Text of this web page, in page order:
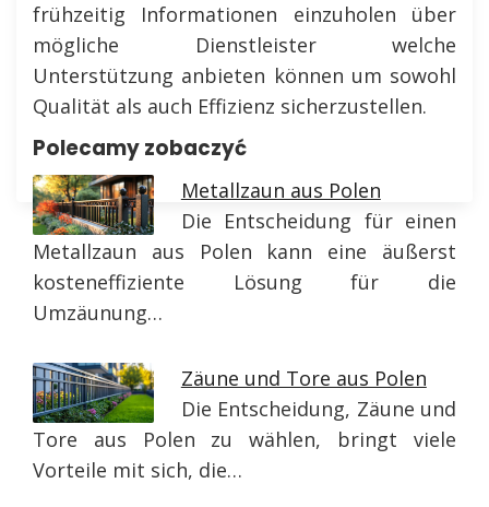
frühzeitig Informationen einzuholen über
mögliche Dienstleister welche
Unterstützung anbieten können um sowohl
Qualität als auch Effizienz sicherzustellen.
Polecamy zobaczyć
Metallzaun aus Polen
Die Entscheidung für einen
Metallzaun aus Polen kann eine äußerst
kosteneffiziente Lösung für die
Umzäunung…
Zäune und Tore aus Polen
Die Entscheidung, Zäune und
Tore aus Polen zu wählen, bringt viele
Vorteile mit sich, die…